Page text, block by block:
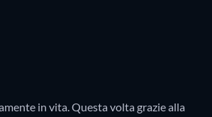
in vita. Questa volta grazie alla